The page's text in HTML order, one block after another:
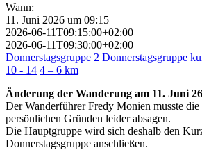
Wann:
11. Juni 2026 um 09:15
2026-06-11T09:15:00+02:00
2026-06-11T09:30:00+02:00
Donnerstagsgruppe 2 Donnerstagsgruppe
10 - 14 4 – 6 km
Änderung der Wanderung am 11. Juni 26
Der Wanderführer Fredy Monien musste die
persönlichen Gründen leider absagen.
Die Hauptgruppe wird sich deshalb den
Donnerstagsgruppe anschließen.